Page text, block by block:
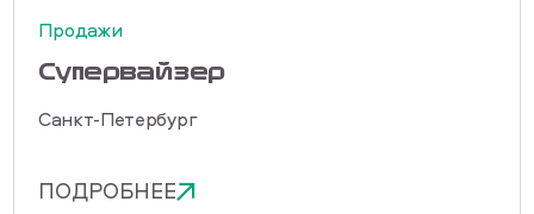
Продажи
Cупервайзер
Санкт-Петербург
ПОДРОБНЕЕ